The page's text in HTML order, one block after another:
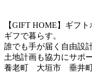
【GIFT HOME】ギフ
ギフで暮らす。
誰でも手が届く自由設
土地計画も協力にサポ
養老町 大垣市 垂井